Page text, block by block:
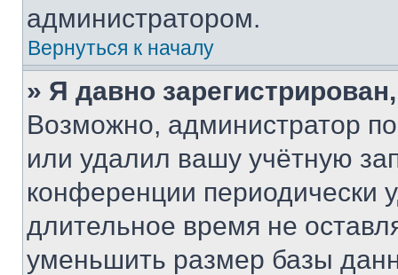
администратором.
Вернуться к началу
» Я давно
Возможно, администратор
или удалил вашу учётную
конференции периодически
длительное время не
уменьшить размер базы